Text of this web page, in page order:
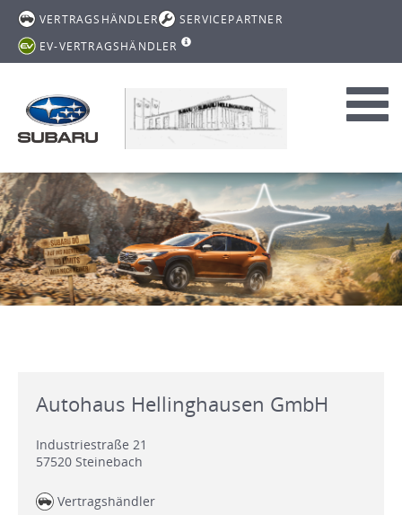
VERTRAGSHÄNDLER
SERVICEPARTNER
EV-VERTRAGSHÄNDLER
Autohaus Hellinghausen GmbH
Industriestraße 21
57520 Steinebach
Vertragshändler